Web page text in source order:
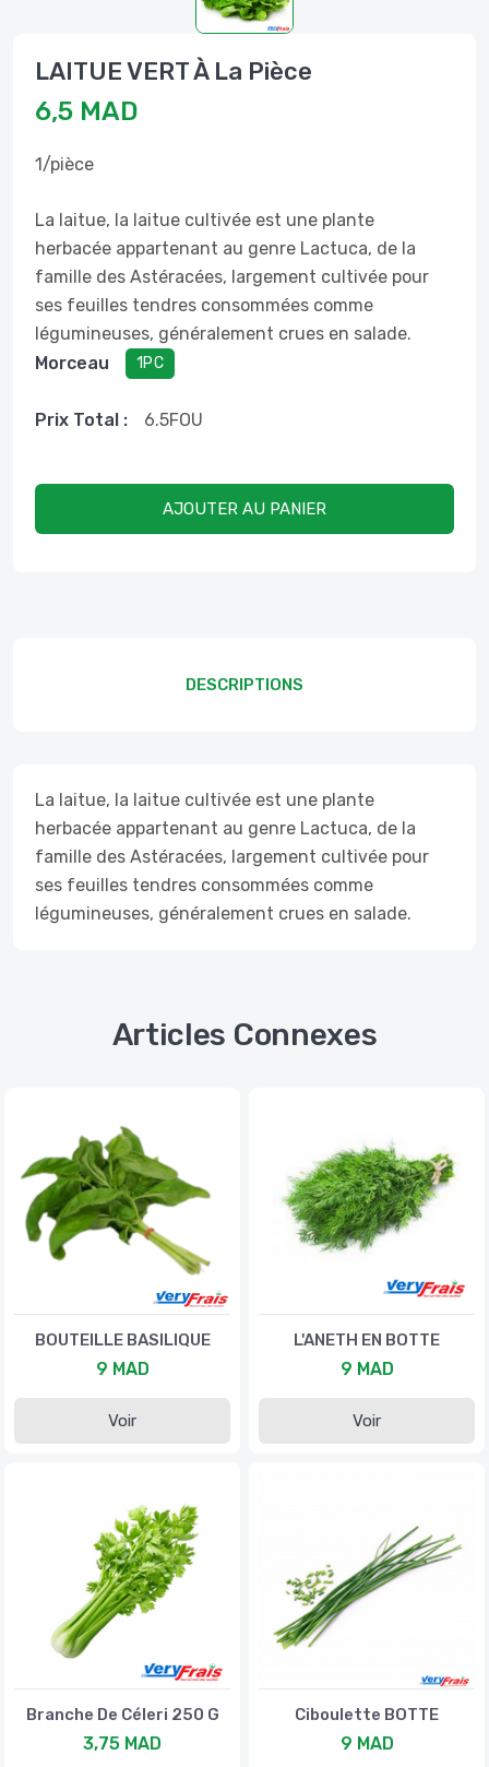
LAITUE VERT À La Pièce
6,5 MAD
1/pièce
La laitue, la laitue cultivée est une plante
herbacée appartenant au genre Lactuca, de la
famille des Astéracées, largement cultivée pour
ses feuilles tendres consommées comme
légumineuses, généralement crues en salade.
Morceau
1PC
Prix ​​total : 6.5FOU
AJOUTER AU PANIER
DESCRIPTIONS
La laitue, la laitue cultivée est une plante
herbacée appartenant au genre Lactuca, de la
famille des Astéracées, largement cultivée pour
ses feuilles tendres consommées comme
légumineuses, généralement crues en salade.
Articles Connexes
BOUTEILLE BASILIQUE
9 MAD
Voir
L'ANETH EN BOTTE
9 MAD
Voir
Branche De Céleri 250 G
3,75 MAD
Ciboulette BOTTE
9 MAD